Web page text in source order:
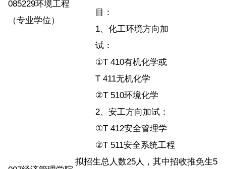
085229环境工程
（专业学位）
目：
1、化工环境方向加
试：
①T 410有机化学或
T 411无机化学
②T 510环境化学
2、安工方向加试：
①T 412安全管理学
②T 511安全系统工程
拟招生总人数25人，其中招收推免生5